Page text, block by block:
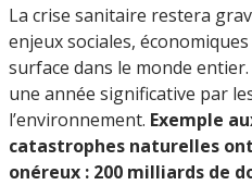
La crise sanitaire restera
enjeux sociales,
surface dans le monde
une année significative par
l’environnement. Exemple
catastrophes naturelles
onéreux : 200 milliards de